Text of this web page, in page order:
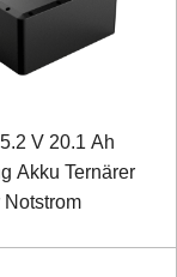
V 20.1 Ah
Akku Ternärer
Notstrom